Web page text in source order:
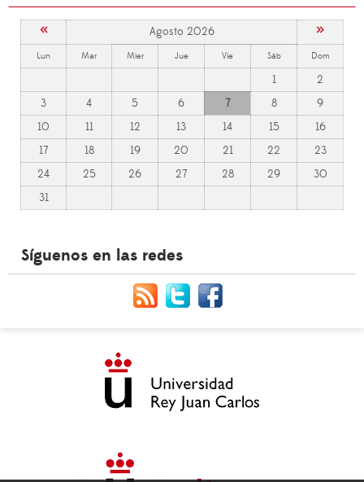
« Agosto 2026 »
Lun Mar Mier Jue Vie Sáb Dom
1
2
3
4 5 6 7 8
9
10
11 12 13 14 15
16
17
18 19 20 21 22
23
24
25 26 27 28 29
30
31
Síguenos en las redes